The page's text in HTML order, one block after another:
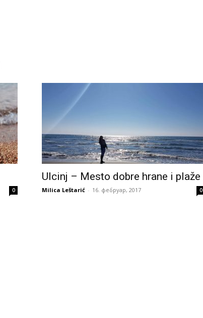
0
Ulcinj – Mesto dobre hrane i plaže
Milica Leštarić - 16. фебруар, 2017 0